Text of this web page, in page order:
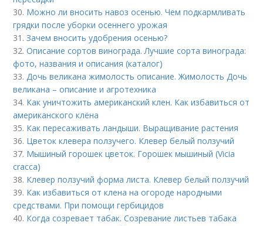
30. Можно ли вносить навоз осенью. Чем подкармливать
грядки после уборки осеннего урожая
31.Зачем вносить удобрения осенью?
32.Описание сортов винограда. Лучшие сорта винограда:
фото, названия и описания (каталог)
33.Дочь великана жимолость описание. Жимолость Дочь
великана – описание и агротехника
34. Как уничтожить американский клен. Как избавиться от
американского клёна
35. Как пересаживать ландыши. Выращивание растения
36. Цветок клевера ползучего. Клевер белый ползучий
37. Мышиный горошек цветок. Горошек мышиный (Vicia
cracca)
38. Клевер ползучий форма листа. Клевер белый ползучий
39. Как избавиться от клена на огороде народными
средствами. При помощи гербицидов
40. Когда созревает табак. Созревание листьев табака